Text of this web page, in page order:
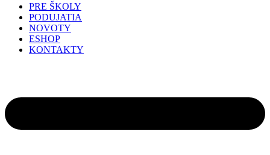
PRE ŠKOLY
PODUJATIA
NOVOTY
ESHOP
KONTAKTY